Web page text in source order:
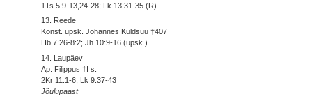
1Ts 5:9-13,24-28; Lk 13:31-35 (R)
13. Reede
Konst. üpsk. Johannes Kuldsuu †407
Hb 7:26-8:2; Jh 10:9-16 (üpsk.)
14. Laupäev
Ap. Filippus †I s.
2Kr 11:1-6; Lk 9:37-43
Jõulupaast